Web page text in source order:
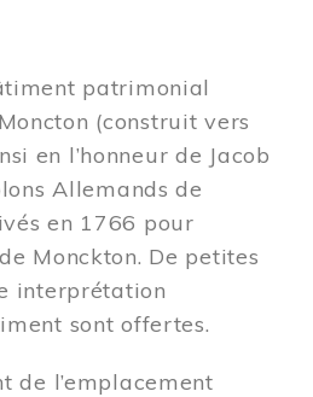
patrimonial
(construit vers
en l’honneur de Jacob
Allemands de
en 1766 pour
Monckton. De petites
interprétation
sont offertes.
de l’emplacement